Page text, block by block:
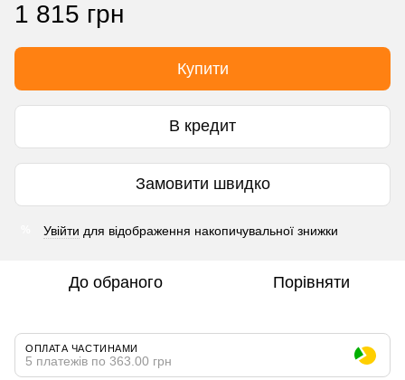
1 815 грн
Купити
В кредит
Замовити швидко
Увійти для відображення накопичувальної знижки
До обраного Порівняти
ОПЛАТА ЧАСТИНАМИ
5 платежів по 363.00 грн